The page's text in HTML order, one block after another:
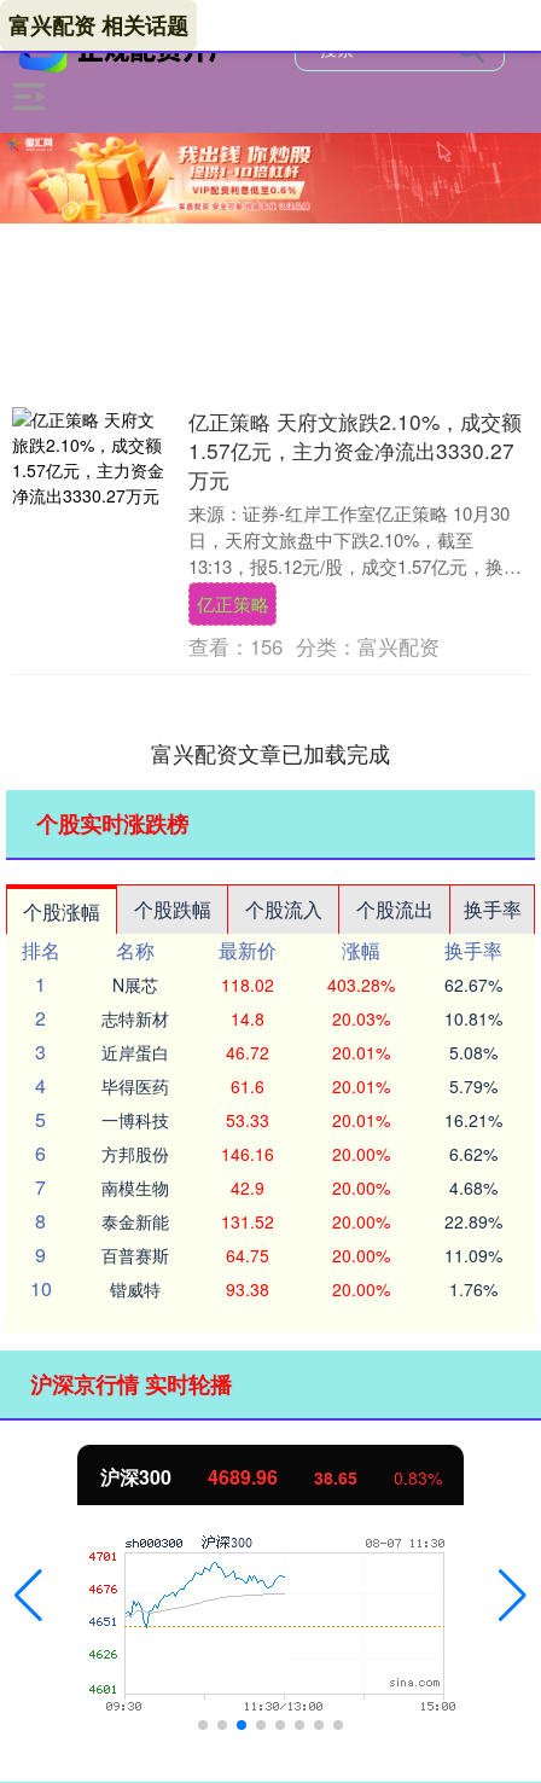
富兴配资 相关话题
亿正策略 天府文旅跌2.10%，成交额
1.57亿元，主力资金净流出3330.27
万元
来源：证券-红岸工作室亿正策略 10月30
日，天府文旅盘中下跌2.10%，截至
13:13，报5.12元/股，成交1.57亿元，换手
率2.35%，总市值66.01....
亿正策略
查看： 156 分类： 富兴配资
富兴配资文章已加载完成
个股实时涨跌榜
个股涨幅 个股跌幅 个股流入 个股流出
换手率
排名
名称 最新价 涨幅
换手率
1
N展芯 118.02 403.28% 62.67%
2 志特新材 14.8 20.03% 10.81%
3 近岸蛋白 46.72 20.01% 5.08%
4 毕得医药 61.6 20.01% 5.79%
5 一博科技 53.33 20.01% 16.21%
6 方邦股份 146.16 20.00% 6.62%
7 南模生物 42.9 20.00% 4.68%
8 泰金新能 131.52 20.00% 22.89%
9 百普赛斯 64.75 20.00% 11.09%
10 锴威特 93.38 20.00% 1.76%
沪深京行情 实时轮播
沪深300 4689.96 38.65 0.83%